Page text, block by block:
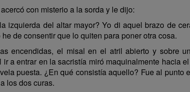
con misterio a la sorda y le dijo:
izquierda del altar mayor? Yo di aquel brazo de
de consentir que lo quiten para poner otra cosa.
encendidas, el misal en el atril abierto y sobre
a entrar en la sacristía miró maquinalmente hacia
puesta. ¿En qué consistía aquello? Fue al
los dos curas.